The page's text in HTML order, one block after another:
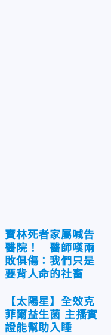
寶林死者家屬喊告
醫院！ 醫師嘆兩
敗俱傷：我們只是
要背人命的社畜
【太陽星】全效克
菲爾益生菌 主播實
證能幫助入睡